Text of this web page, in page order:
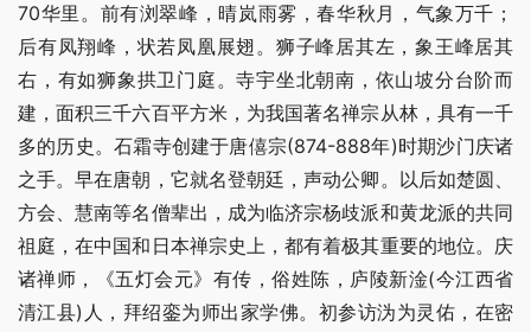
70华里。前有浏翠峰，晴岚雨雾，春华秋月，气象万千；
后有凤翔峰，状若凤凰展翅。狮子峰居其左，象王峰居其
右，有如狮象拱卫门庭。寺宇坐北朝南，依山坡分台阶而
建，面积三千六百平方米，为我国著名禅宗从林，具有一千
多的历史。石霜寺创建于唐僖宗(874-888年)时期沙门庆诸
之手。早在唐朝，它就名登朝廷，声动公卿。以后如楚圆、
方会、慧南等名僧辈出，成为临济宗杨歧派和黄龙派的共同
祖庭，在中国和日本禅宗史上，都有着极其重要的地位。庆
诸禅师，《五灯会元》有传，俗姓陈，庐陵新淦(今江西省
清江县)人，拜绍銮为师出家学佛。初参访沩为灵佑，在密